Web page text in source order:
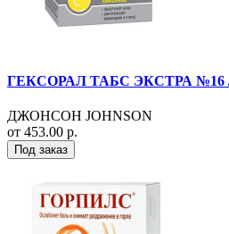
ГЕКСОРАЛ ТАБС ЭКСТРА
ДЖОНСОН JOHNSON
от 453.00 р.
Под заказ